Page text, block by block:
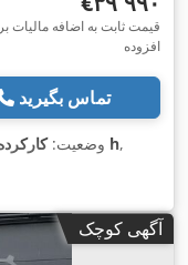
قیمت ثابت به اضافه مالیات
افزوده
تماس بگیرید
وضعیت: ۱٬۴۳۶ h,
آگهی کوچک